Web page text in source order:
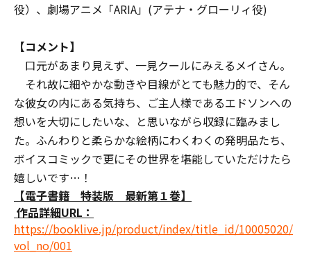
役）、劇場アニメ「ARIA」(アテナ・グローリィ役)
【コメント】
口元があまり見えず、一見クールにみえるメイさん。
それ故に細やかな動きや目線がとても魅力的で、そん
な彼女の内にある気持ち、ご主人様であるエドソンへの
想いを大切にしたいな、と思いながら収録に臨みまし
た。ふんわりと柔らかな絵柄にわくわくの発明品たち、
ボイスコミックで更にその世界を堪能していただけたら
嬉しいです…！
【電子書籍 特装版 最新第１巻】
作品詳細URL：
https://booklive.jp/product/index/title_id/10005020/
vol_no/001